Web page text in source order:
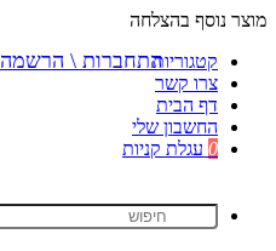
מוצר נוסף בהצלחה
קטגוריות
צרו קשר
דף הבית
החשבון שלי
0 עגלת קניות
התחברות \ הרשמה